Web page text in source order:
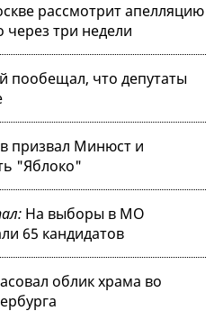
рассмотрит апелляцию
через три недели
пообещал, что депутаты
призвал Минюст и
"Яблоко"
На выборы в МО
65 кандидатов
облик храма во